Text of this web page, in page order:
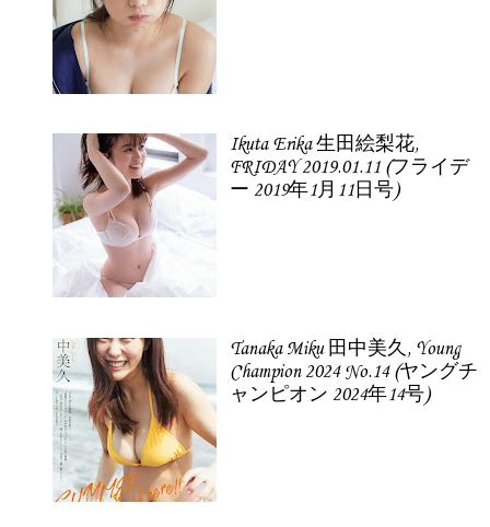
Ikuta Erika 生田絵梨花,
FRIDAY 2019.01.11 (フライデ
ー 2019年1月11日号)
Tanaka Miku 田中美久, Young
Champion 2024 No.14 (ヤングチ
ャンピオン 2024年14号)